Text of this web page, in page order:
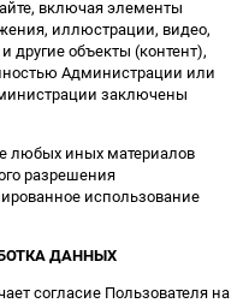
включая элементы
иллюстрации, видео,
другие объекты (контент),
Администрации или
заключены
любых иных материалов
разрешения
использование
ДАННЫХ
согласие Пользователя на